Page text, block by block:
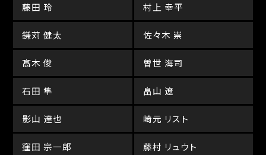
藤田 玲 村上 幸平
鎌苅 健太 佐々木 崇
髙木 俊 曽世 海司
石田 隼 畠山 遼
影山 達也 崎元 リスト
窪田 宗一郎 藤村 リュウト